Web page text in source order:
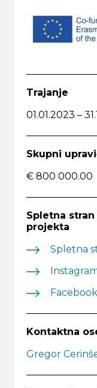
Trajanje
01.01.2023 –
Skupni
€ 800 000.00
Spletna
projekta
Spletna
Facebook
Kontaktna
Gregor